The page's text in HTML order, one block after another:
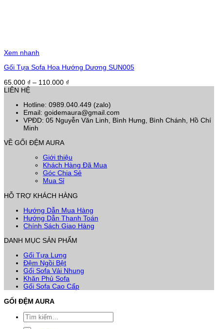
Xem nhanh
Gối Tựa Sofa Hoa Hướng Dương SUN005
65.000 ₫ – 110.000 ₫
65.000 ₫
đến
110.000 ₫
LIÊN HỆ
Hotline: 0989.040.449 (zalo)
Email: goidemaura@gmail.com
VPĐD: 05 Nguyễn Văn Linh, Bình Hưng, Bình Chánh, Hồ Chí
Minh
VỀ GỐI ĐỆM AURA
Giới thiệu
Khách Hàng Đã Mua
Góc Chia Sẻ
Mua Sỉ
HỖ TRỢ KHÁCH HÀNG
Hướng Dẫn Mua Hàng
Hướng Dẫn Thanh Toán
Chính Sách Giao Hàng
DANH MỤC SẢN PHẨM
Gối Tựa Lưng
Đệm Ngồi Bệt
Gối Sofa Vải Nhung
Khăn Phủ Sofa
Gối Sofa Cao Cấp
GỐI ĐỆM AURA
Tìm
kiếm: